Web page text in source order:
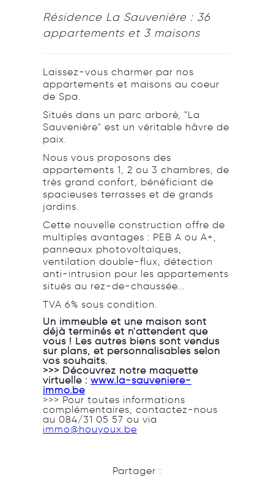
Résidence La Sauvenière : 36
appartements et 3 maisons
Laissez-vous charmer par nos
appartements et maisons au coeur
de Spa.
Situés dans un parc arboré, "La
Sauvenière" est un véritable hâvre de
paix.
Nous vous proposons des
appartements 1, 2 ou 3 chambres, de
très grand confort, bénéficiant de
spacieuses terrasses et de grands
jardins.
Cette nouvelle construction offre de
multiples avantages : PEB A ou A+,
panneaux photovoltaïques,
ventilation double-flux, détection
anti-intrusion pour les appartements
situés au rez-de-chaussée...
TVA 6% sous condition.
Un immeuble et une maison sont
déjà terminés et n'attendent que
vous ! Les autres biens sont vendus
sur plans, et personnalisables selon
vos souhaits.
>>> Découvrez notre maquette
virtuelle : www.la-sauveniere-
immo.be
>>> Pour toutes informations
complémentaires, contactez-nous
au 084/31 05 57 ou via
immo@houyoux.be
Partager :